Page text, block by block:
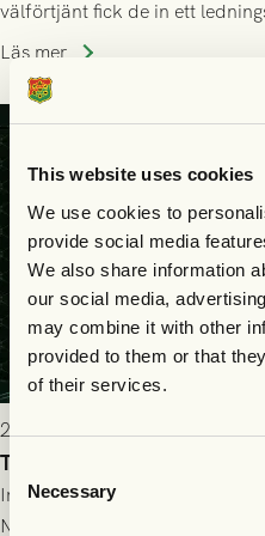
This website uses cookies
We use cookies to
provide social media
We also share information
our social media,
may combine it with other
provided to them or that
of their services.
Selection
Necessary
välförtjänt fick de in ett
halvtidsvilan sjönk tempot när
bollen, men GAIS försvarade
seger! Matchfoto: Mikael
Läs mer
2026-07-22 19:00
Truppen till GAIS - FC
Imorgon torsdag spelar GAIS
Nordsjælland på Gamla Ullevi